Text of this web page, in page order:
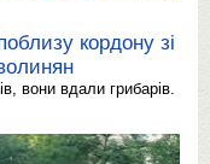
кордону зі
вони вдали грибарів.